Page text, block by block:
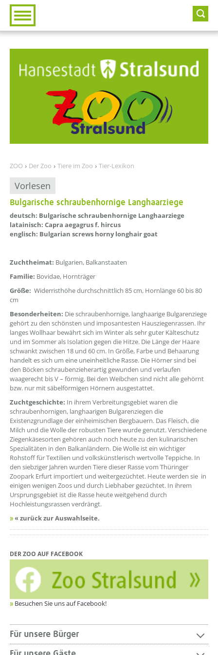
Zur Hauptnavigation
Zum Inhalt
ZOO Der Zoo Tiere im Zoo Tier-Lexikon
Vorlesen
Bulgarische schraubenhornige Langhaarziege
??? absaetzeOben[1]/titel ???
deutsch: Bulgarische schraubenhornige Langhaarziege
latainisch: Capra aegagrus f. hircus
englisch: Bulgarian screws horny longhair goat
Zuchtheimat: Bulgarien, Balkanstaaten
Familie: Bovidae, Hornträger
Größe: Widerristhöhe durchschnittlich 85 cm, Hornlänge 60 bis 80
cm
Besonderheiten: Die schraubenhornige, langhaarige Bulgarenziege
gehört zu den schönsten und imposantesten Hausziegenrassen. Ihr
langes Wollhaar bewährt sich im Winter als sehr guter Kälteschutz
und im Sommer als Isolation gegen die Hitze. Die Länge der Haare
schwankt zwischen 18 und 60 cm. In Größe, Farbe und Behaarung
handelt es sich um eine uneinheitliche Rasse. Die Hörner sind bei
den Böcken schraubenzieherartig gewunden und verlaufen
waagerecht bis V – förmig. Bei den Weibchen sind nicht alle gehörnt
bzw. nur mit säbelförmigen Hörnern ausgestattet.
Zuchtgeschichte: In ihrem Verbreitungsgebiet waren die
schraubenhornigen, langhaarigen Bulgarenziegen die
Existenzgrundlage der einheimischen Bergbauern. Das Fleisch, die
Milch und die Wolle der robusten Tiere wurde genutzt. Verschiedene
Ziegenkäsesorten gehören auch noch heute zu den kulinarischen
Spezialitäten in den Balkanländern. Die Wolle ist ein wichtiger
Rohstoff für Textilien und volkskünstlerisch wertvolle Teppiche. In
den siebziger Jahren wurden Tiere dieser Rasse vom Thüringer
Zoopark Erfurt importiert und weitergezüchtet. Heute werden sie in
einigen wenigen Zoos und durch Liebhaber gezüchtet. In ihrem
Ursprungsgebiet ist die Rasse heute weitgehend durch
Hochleistungsrassen verdrängt.
« zurück zur Auswahlseite.
DER ZOO AUF FACEBOOK
Besuchen Sie uns auf Facebook!
Für unsere Bürger